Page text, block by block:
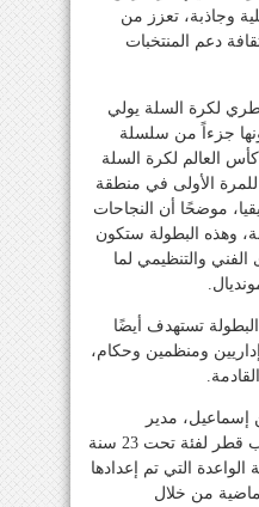
وجاذبة، تعزز من
دعم المنتخبات
لكرة السلة يولي
جزءاً من سلسلة
كأس العالم لكرة السلة
للمرة الأولى في منطقة
موضحًا أن النجاحات
وهذه البطولة ستكون
والتنظيمي لما
تستهدف أيضًا
ومنظمين وحكام،
إسماعيل، مدير
المنتخبات الوطنية، أن منتخب قطر لفئة تحت 23 سنة
التي تم إعدادها
من خلال